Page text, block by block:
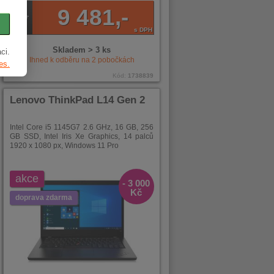
9 481,- s DPH
Skladem > 3 ks
Ihned k odběru na 2 pobočkách
Kód: 1738839
Lenovo ThinkPad L14 Gen 2
Intel Core i5 1145G7 2.6 GHz, 16 GB, 256
GB SSD, Intel Iris Xe Graphics, 14 palců
1920 x 1080 px, Windows 11 Pro
akce
doprava zdarma
- 3 000
Kč